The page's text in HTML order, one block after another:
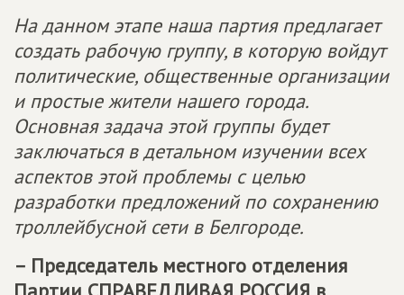
На данном этапе наша партия предлагает
создать рабочую группу, в которую войдут
политические, общественные организации
и простые жители нашего города.
Основная задача этой группы будет
заключаться в детальном изучении всех
аспектов этой проблемы с целью
разработки предложений по сохранению
троллейбусной сети в Белгороде.
– Председатель местного отделения